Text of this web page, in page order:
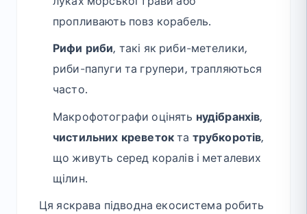
пропливають повз корабель.
Рифи риби, такі як риби-метелики,
риби-папуги та групери, трапляються
часто.
Макрофотографи оцінять нудібранхів,
чистильних креветок та трубкоротів,
що живуть серед коралів і металевих
щілин.
Ця яскрава підводна екосистема робить